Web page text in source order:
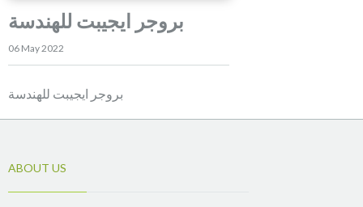
بروجر ايجيبت للهندسة
06 May 2022
بروجر ايجيبت للهندسة
ABOUT US